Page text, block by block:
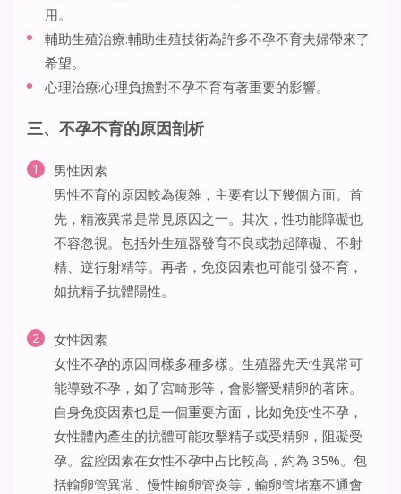
用。
輔助生殖治療:輔助生殖技術為許多不孕不育夫婦帶來了
希望。
心理治療:心理負擔對不孕不育有著重要的影響。
三、不孕不育的原因剖析
男性因素
男性不育的原因較為復雜，主要有以下幾個方面。首
先，精液異常是常見原因之一。其次，性功能障礙也
不容忽視。包括外生殖器發育不良或勃起障礙、不射
精、逆行射精等。再者，免疫因素也可能引發不育，
如抗精子抗體陽性。
女性因素
女性不孕的原因同樣多種多樣。生殖器先天性異常可
能導致不孕，如子宮畸形等，會影響受精卵的著床。
自身免疫因素也是一個重要方面，比如免疫性不孕，
女性體內產生的抗體可能攻擊精子或受精卵，阻礙受
孕。盆腔因素在女性不孕中占比較高，約為 35%。包
括輸卵管異常、慢性輸卵管炎等，輸卵管堵塞不通會